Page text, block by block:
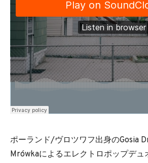
ポーランド/ヴロツワフ出身のGosia
Mrówkaによるエレクトロポップデュ